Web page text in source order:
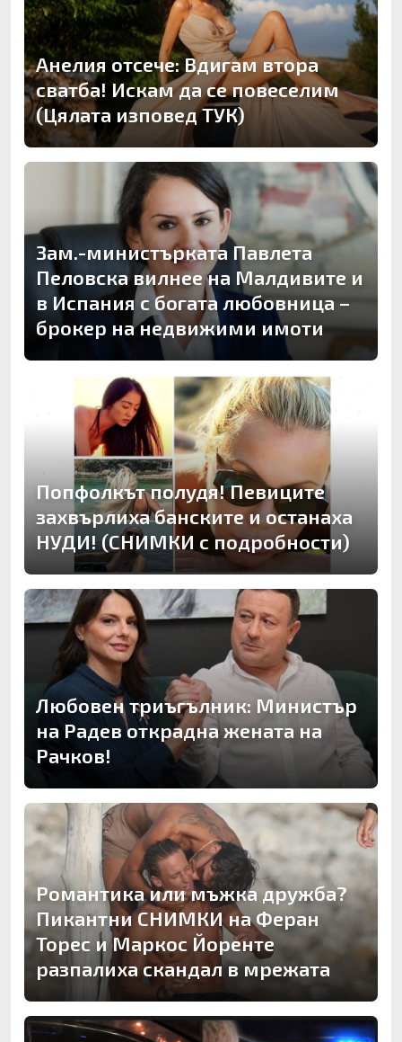
Анелия отсече: Вдигам втора
сватба! Искам да се повеселим
(Цялата изповед ТУК)
Зам.-министърката Павлета
Пеловска вилнее на Малдивите и
в Испания с богата любовница –
брокер на недвижими имоти
Попфолкът полудя! Певиците
захвърлиха банските и останаха
НУДИ! (СНИМКИ с подробности)
Любовен триъгълник: Министър
на Радев открадна жената на
Рачков!
Романтика или мъжка дружба?
Пикантни СНИМКИ на Феран
Торес и Маркос Йоренте
разпалиха скандал в мрежата